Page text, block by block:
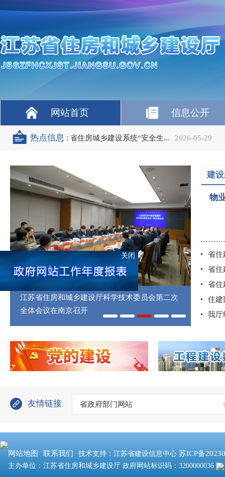
网站首页 信息公开
热点信息 :
2026-05-29 关于近期“一延五”工作的温馨提示
江苏省住房和城乡建设厅科学技术委员会第二次
全体会议在南京召开
建
物
友情链接 省政府部门网站
网站地图 联系我们 技术支持：江苏省建设信息中心 苏ICP备
主办单位：江苏省住房和城乡建设厅 政府网站标识码：3200000036
关闭